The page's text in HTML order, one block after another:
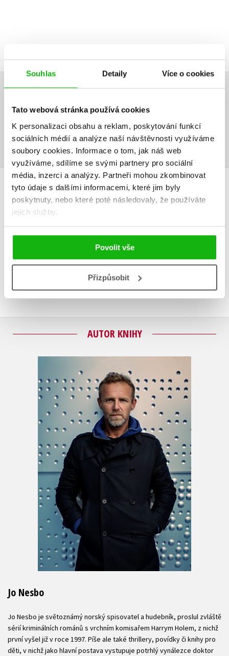
Souhlas Detaily Více o cookies
Tato webová stránka používá cookies
K personalizaci obsahu a reklam, poskytování funkcí
sociálních médií a analýze naší návštěvnosti využíváme
soubory cookies. Informace o tom, jak náš web
využíváme, sdílíme se svými partnery pro sociální
média, inzerci a analýzy. Partneři mohou zkombinovat
tyto údaje s dalšími informacemi, které jim byly
poskytnuty, nebo které poté následovaly, že používáte
jejich služby.
Povolit vše
Přizpůsobit
HODNOCENÍ ČTENÁŘŮ
V současné době nejsou vytvořena žádná uživatelská hodnocení.
Uživatelskou recenzi mohou vkládat pouze registrovaní uživatelé
AUTOR KNIHY
Jo Nesbo
Jo Nesbo je světoznámý norský spisovatel a hudebník, proslul zvláště
sérií kriminálních románů s vrchním komisařem Harrym Holem, z nichž
první vyšel již v roce 1997. Píše ale také thrillery, povídky či knihy pro
děti, v nichž jako hlavní postava vystupuje potrhlý vynálezce doktor